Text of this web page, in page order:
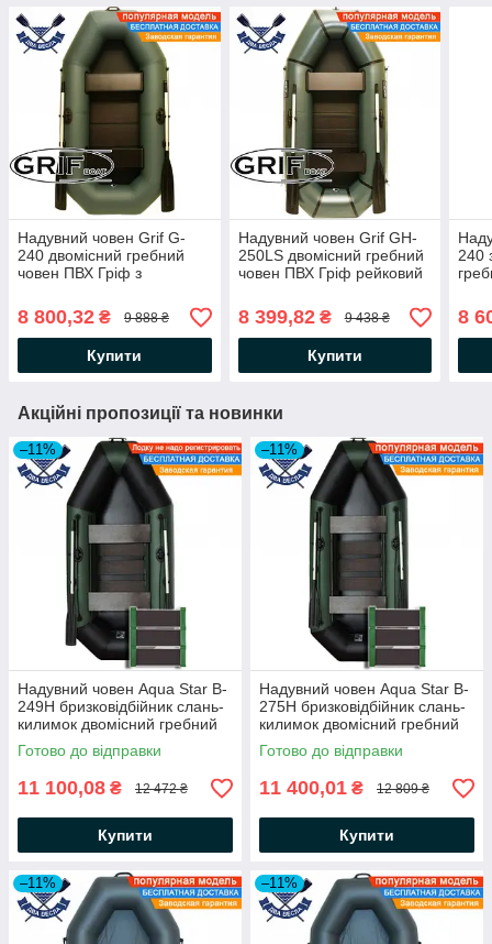
Надувний човен Grif G-
240 двомісний гребний
човен ПВХ Гріф з
поворотними кочетами
8 800,32 ₴ 9 888 ₴
Купити
Надувний човен Grif GH-
250LS двомісний гребний
човен ПВХ Гріф рейковий
8 399,82₴ 9 438 ₴
Купити
240
8
Акційні пропозиції та новинки
–11%
Надувний човен Aqua Star B-
249Н бризковідбійник слань-
килимок двомісний гребний
човен АкваСтар +комплект д/
якоря на носі, балон 35
Готово до відправки
11 100,08 ₴ 12 472 ₴
Купити
–11%
Надувний човен Aqua Star B-
275Н бризковідбійник слань-
килимок двомісний гребний
човен АкваСтар +комплект д/
якоря на носі, балон 35
Готово до відправки
11 400,01 ₴ 12 809 ₴
Купити
–11% –11%